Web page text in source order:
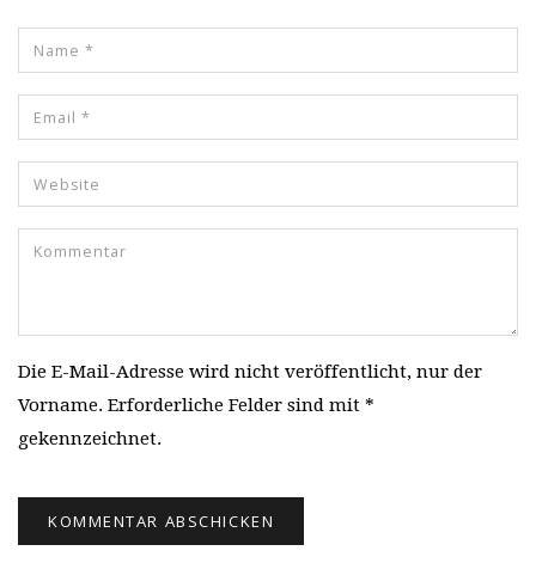
Die E-Mail-Adresse wird nicht veröffentlicht, nur der
Vorname. Erforderliche Felder sind mit *
gekennzeichnet.